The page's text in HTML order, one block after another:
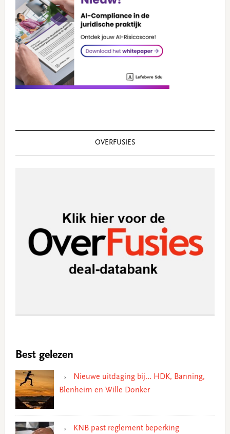
OVERFUSIES
Best gelezen
Nieuwe uitdaging bij… HDK, Banning,
Blenheim en Wille Donker
KNB past reglement beperking